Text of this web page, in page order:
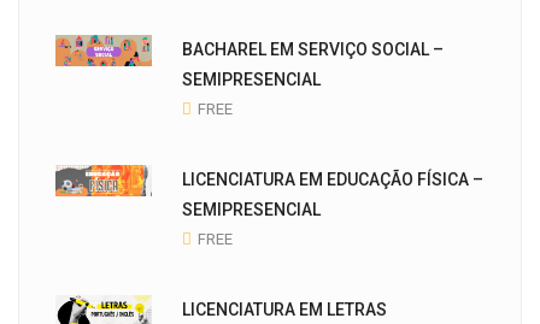
BACHAREL EM SERVIÇO SOCIAL –
SEMIPRESENCIAL
FREE
LICENCIATURA EM EDUCAÇÃO FÍSICA –
SEMIPRESENCIAL
FREE
LICENCIATURA EM LETRAS